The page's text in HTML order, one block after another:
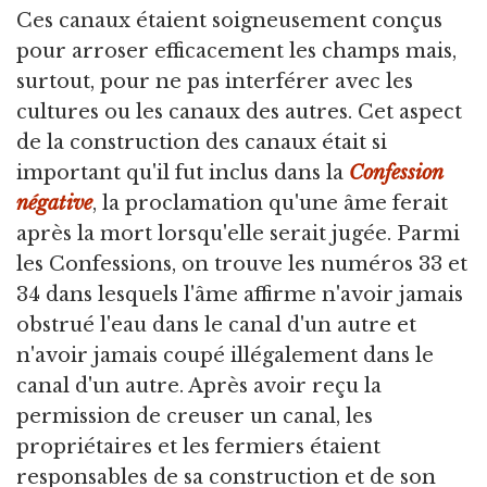
Ces canaux étaient soigneusement conçus
pour arroser efficacement les champs mais,
surtout, pour ne pas interférer avec les
cultures ou les canaux des autres. Cet aspect
de la construction des canaux était si
important qu'il fut inclus dans la Confession
négative, la proclamation qu'une âme ferait
après la mort lorsqu'elle serait jugée. Parmi
les Confessions, on trouve les numéros 33 et
34 dans lesquels l'âme affirme n'avoir jamais
obstrué l'eau dans le canal d'un autre et
n'avoir jamais coupé illégalement dans le
canal d'un autre. Après avoir reçu la
permission de creuser un canal, les
propriétaires et les fermiers étaient
responsables de sa construction et de son